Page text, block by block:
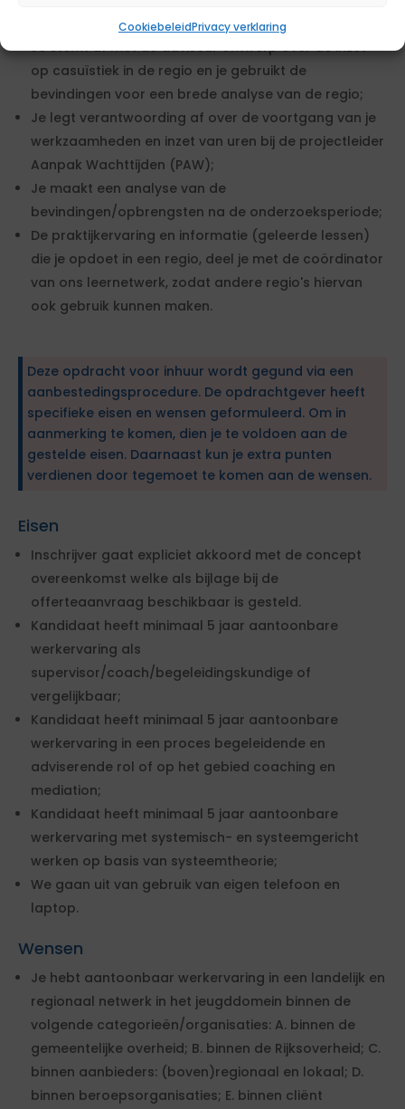
CookiebeleidPrivacy verklaring
Je stemt af met de adviseur ontwerp over de inzet
op casuïstiek in de regio en je gebruikt de
bevindingen voor een brede analyse van de regio;
Je legt verantwoording af over de voortgang van je
werkzaamheden en inzet van uren bij de projectleider
Aanpak Wachttijden (PAW);
Je maakt een analyse van de
bevindingen/opbrengsten na de onderzoeksperiode;
De praktijkervaring en informatie (geleerde lessen)
die je opdoet in een regio, deel je met de coördinator
van ons leernetwerk, zodat andere regio's hiervan
ook gebruik kunnen maken.
Deze opdracht voor inhuur wordt gegund via een
aanbestedingsprocedure. De opdrachtgever heeft
specifieke eisen en wensen geformuleerd. Om in
aanmerking te komen, dien je te voldoen aan de
gestelde eisen. Daarnaast kun je extra punten
verdienen door tegemoet te komen aan de wensen.
Eisen
Inschrijver gaat expliciet akkoord met de concept
overeenkomst welke als bijlage bij de
offerteaanvraag beschikbaar is gesteld.
Kandidaat heeft minimaal 5 jaar aantoonbare
werkervaring als
supervisor/coach/begeleidingskundige of
vergelijkbaar;
Kandidaat heeft minimaal 5 jaar aantoonbare
werkervaring in een proces begeleidende en
adviserende rol of op het gebied coaching en
mediation;
Kandidaat heeft minimaal 5 jaar aantoonbare
werkervaring met systemisch- en systeemgericht
werken op basis van systeemtheorie;
We gaan uit van gebruik van eigen telefoon en
laptop.
Wensen
Je hebt aantoonbaar werkervaring in een landelijk en
regionaal netwerk in het jeugddomein binnen de
volgende categorieën/organisaties: A. binnen de
gemeentelijke overheid; B. binnen de Rijksoverheid; C.
binnen aanbieders: (boven)regionaal en lokaal; D.
binnen beroepsorganisaties; E. binnen cliënt